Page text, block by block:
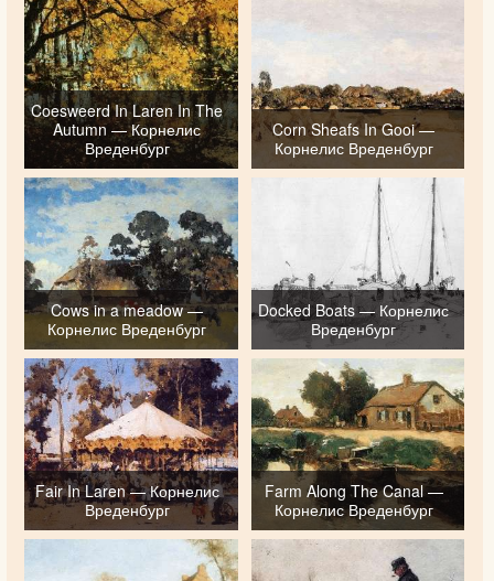
Coesweerd In Laren In The
Autumn — Корнелис
Вреденбург
Corn Sheafs In Gooi —
Корнелис Вреденбург
Cows in a meadow —
Корнелис Вреденбург
Docked Boats — Корнелис
Вреденбург
Fair In Laren — Корнелис
Вреденбург
Farm Along The Canal —
Корнелис Вреденбург